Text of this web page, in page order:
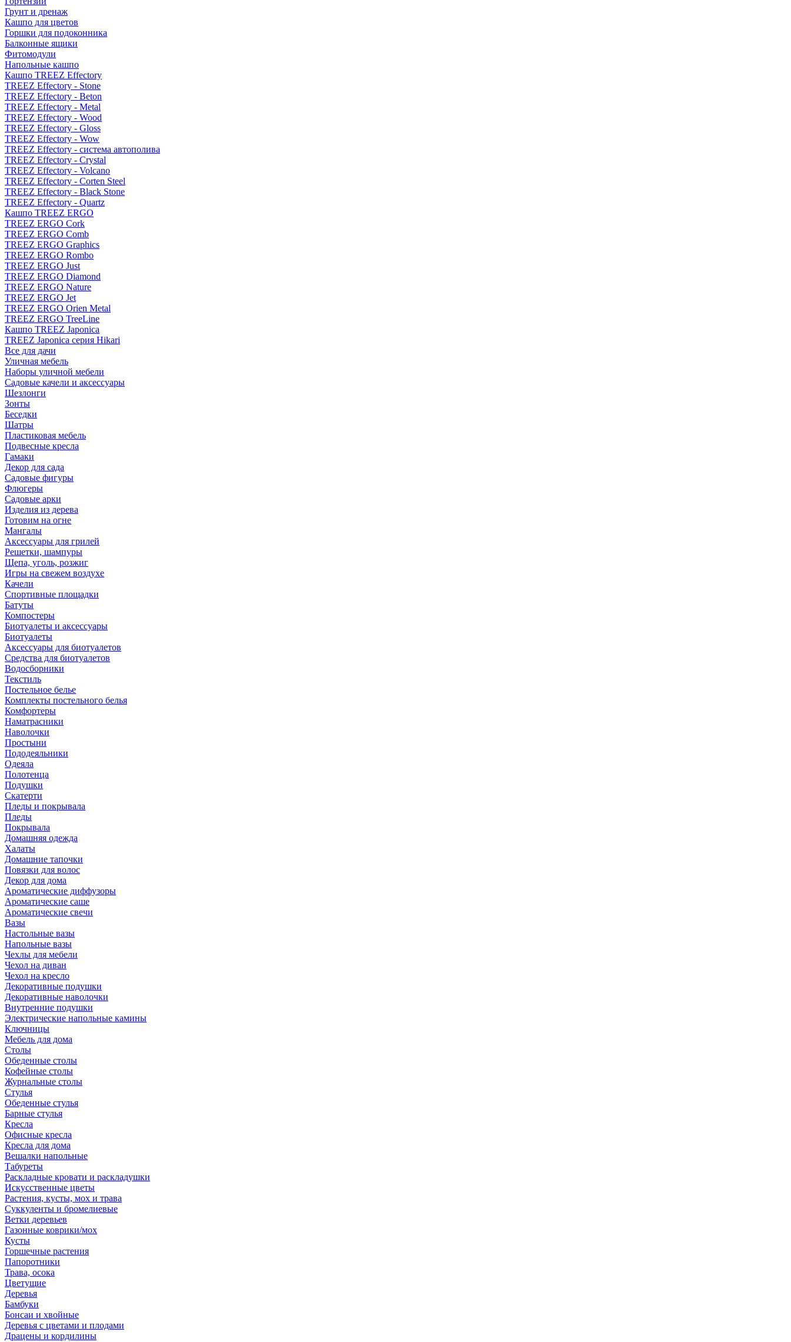
Грунт и дренаж
Кашпо для цветов
Горшки для подоконника
Балконные ящики
Фитомодули
Напольные кашпо
Кашпо TREEZ Effectory
TREEZ Effectory - Stone
TREEZ Effectory - Beton
TREEZ Effectory - Metal
TREEZ Effectory - Wood
TREEZ Effectory - Gloss
TREEZ Effectory - Wow
TREEZ Effectory - система автополива
TREEZ Effectory - Crystal
TREEZ Effectory - Volcano
TREEZ Effectory - Corten Steel
TREEZ Effectory - Black Stone
TREEZ Effectory - Quartz
Кашпо TREEZ ERGO
TREEZ ERGO Cork
TREEZ ERGO Comb
TREEZ ERGO Graphics
TREEZ ERGO Rombo
TREEZ ERGO Just
TREEZ ERGO Diamond
TREEZ ERGO Nature
TREEZ ERGO Jet
TREEZ ERGO Orien Metal
TREEZ ERGO TreeLine
Кашпо TREEZ Japonica
TREEZ Japonica серия Hikari
Все для дачи
Уличная мебель
Наборы уличной мебели
Садовые качели и аксессуары
Шезлонги
Зонты
Беседки
Шатры
Пластиковая мебель
Подвесные кресла
Гамаки
Декор для сада
Садовые фигуры
Флюгеры
Садовые арки
Изделия из дерева
Готовим на огне
Мангалы
Аксессуары для грилей
Решетки, шампуры
Щепа, уголь, розжиг
Игры на свежем воздухе
Качели
Спортивные площадки
Батуты
Компостеры
Биотуалеты и аксессуары
Биотуалеты
Аксессуары для биотуалетов
Средства для биотуалетов
Водосборники
Текстиль
Постельное белье
Комплекты постельного белья
Комфортеры
Наматрасники
Наволочки
Простыни
Пододеяльники
Одеяла
Полотенца
Подушки
Скатерти
Пледы и покрывала
Пледы
Покрывала
Домашняя одежда
Халаты
Домашние тапочки
Повязки для волос
Декор для дома
Ароматические диффузоры
Ароматические саше
Ароматические свечи
Вазы
Настольные вазы
Напольные вазы
Чехлы для мебели
Чехол на диван
Чехол на кресло
Декоративные подушки
Декоративные наволочки
Внутренние подушки
Электрические напольные камины
Ключницы
Мебель для дома
Столы
Обеденные столы
Кофейные столы
Журнальные столы
Стулья
Обеденные стулья
Барные стулья
Кресла
Офисные кресла
Кресла для дома
Вешалки напольные
Табуреты
Раскладные кровати и раскладушки
Искусственные цветы
Растения, кусты, мох и трава
Суккуленты и бромелиевые
Ветки деревьев
Газонные коврики/мох
Кусты
Горшечные растения
Папоротники
Трава, осока
Цветущие
Деревья
Бамбуки
Бонсаи и хвойные
Деревья с цветами и плодами
Драцены и кордилины